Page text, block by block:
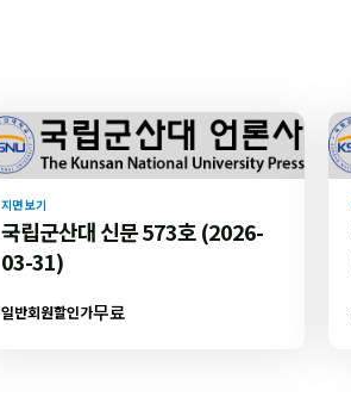
지면 보기
국립군산대 신문 573호 (2026-
03-31)
일반회원할인가무료